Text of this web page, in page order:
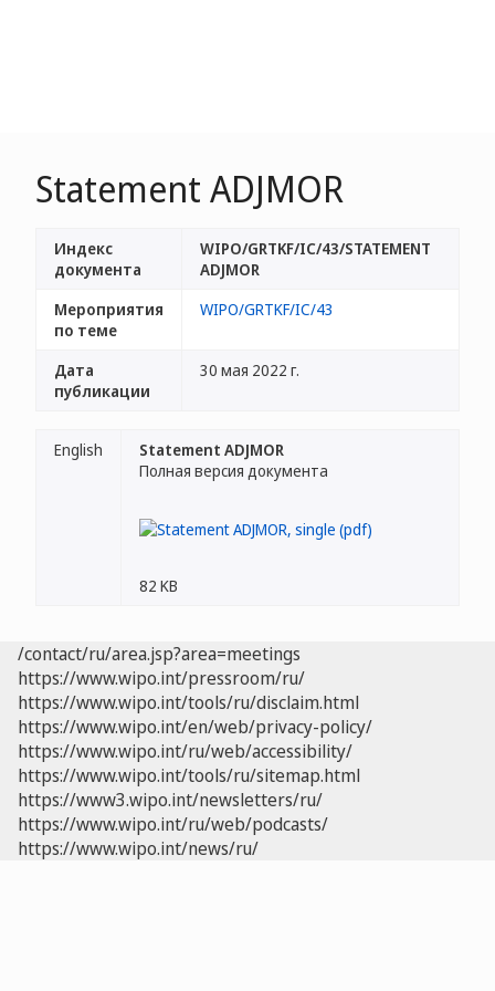
Statement ADJMOR
Индекс
документа
WIPO/GRTKF/IC/43/STATEMENT
ADJMOR
Мероприятия
по теме
WIPO/GRTKF/IC/43
Дата
публикации
30 мая 2022 г.
English
Statement ADJMOR
Полная версия документа
82 KB
/contact/ru/area.jsp?area=meetings
https://www.wipo.int/pressroom/ru/
https://www.wipo.int/tools/ru/disclaim.html
https://www.wipo.int/en/web/privacy-policy/
https://www.wipo.int/ru/web/accessibility/
https://www.wipo.int/tools/ru/sitemap.html
https://www3.wipo.int/newsletters/ru/
https://www.wipo.int/ru/web/podcasts/
https://www.wipo.int/news/ru/